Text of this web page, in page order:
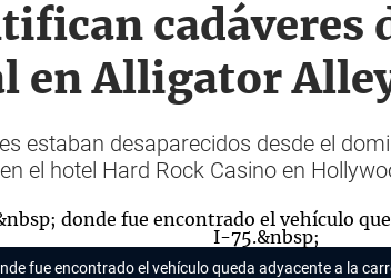
cadáveres
en Alligator
estaban desaparecidos desde el
el hotel Hard Rock Casino en
fue encontrado el vehículo queda adyacente a la